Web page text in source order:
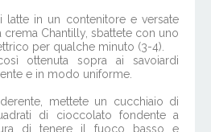
in un contenitore e versate
Chantilly, sbattete con uno
per qualche minuto (3-4).
ottenuta sopra ai savoiardi
e in modo uniforme.
mettete un cucchiaio di
di cioccolato fondente a
di tenere il fuoco basso e